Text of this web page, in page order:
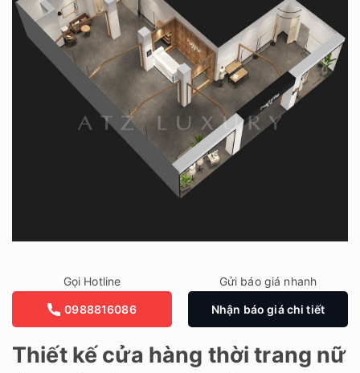
Thiết kế cửa hàng thời trang nữ
Gọi Hotline
0988816086
Gửi báo giá nhanh
Nhận báo giá chi tiết